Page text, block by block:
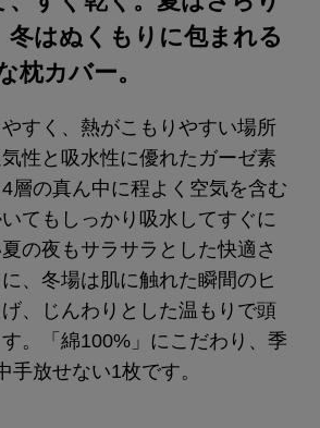
冬はぬくもりに包まれる
枕カバー。
すく、熱がこもりやすい場所
性と吸水性に優れたガーゼ素
層の真ん中に程よく空気を含む
てもしっかり吸水してすぐに
の夜もサラサラとした快適さ
、冬場は肌に触れた瞬間のヒ
、じんわりとした温もりで頭
。「綿100%」にこだわり、季
手放せない1枚です。